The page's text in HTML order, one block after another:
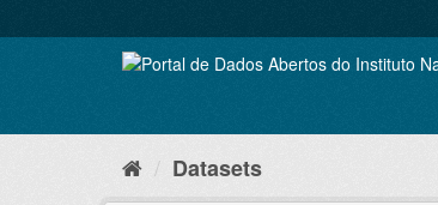
to
Datasets